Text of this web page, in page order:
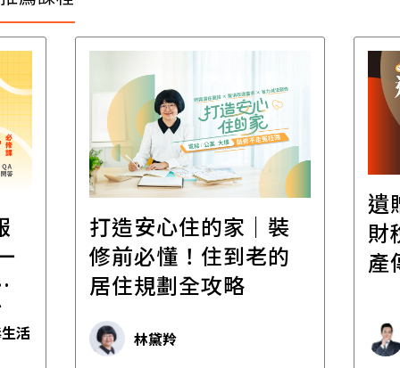
活
打造安心住的家｜裝
修前必懂！住到老的
居住規劃全攻略
林黛羚
遺
財
產